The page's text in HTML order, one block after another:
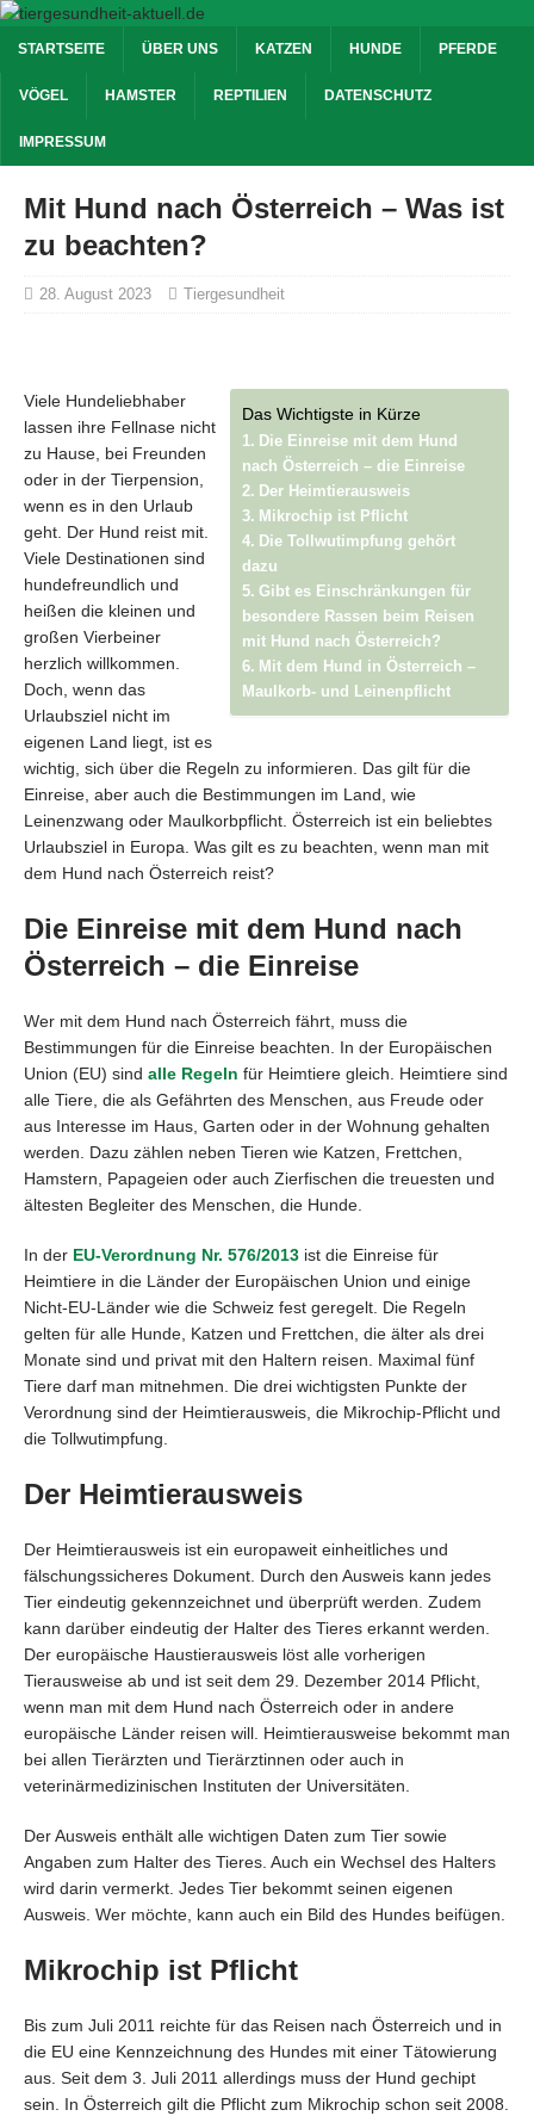
STARTSEITE ÜBER UNS KATZEN HUNDE PFERDE
VÖGEL HAMSTER REPTILIEN DATENSCHUTZ
IMPRESSUM
Mit Hund nach Österreich – Was ist
zu beachten?
28. August 2023 Tiergesundheit
Das Wichtigste in Kürze
Die Einreise mit dem Hund
nach Österreich – die Einreise
Der Heimtierausweis
Mikrochip ist Pflicht
Die Tollwutimpfung gehört
dazu
Gibt es Einschränkungen für
besondere Rassen beim Reisen
mit Hund nach Österreich?
Mit dem Hund in Österreich –
Maulkorb- und Leinenpflicht
Viele Hundeliebhaber
lassen ihre Fellnase nicht
zu Hause, bei Freunden
oder in der Tierpension,
wenn es in den Urlaub
geht. Der Hund reist mit.
Viele Destinationen sind
hundefreundlich und
heißen die kleinen und
großen Vierbeiner
herzlich willkommen.
Doch, wenn das
Urlaubsziel nicht im
eigenen Land liegt, ist es
wichtig, sich über die Regeln zu informieren. Das gilt für die
Einreise, aber auch die Bestimmungen im Land, wie
Leinenzwang oder Maulkorbpflicht. Österreich ist ein beliebtes
Urlaubsziel in Europa. Was gilt es zu beachten, wenn man mit
dem Hund nach Österreich reist?
Die Einreise mit dem Hund nach
Österreich – die Einreise
Wer mit dem Hund nach Österreich fährt, muss die
Bestimmungen für die Einreise beachten. In der Europäischen
Union (EU) sind alle Regeln für Heimtiere gleich. Heimtiere sind
alle Tiere, die als Gefährten des Menschen, aus Freude oder
aus Interesse im Haus, Garten oder in der Wohnung gehalten
werden. Dazu zählen neben Tieren wie Katzen, Frettchen,
Hamstern, Papageien oder auch Zierfischen die treuesten und
ältesten Begleiter des Menschen, die Hunde.
In der EU-Verordnung Nr. 576/2013 ist die Einreise für
Heimtiere in die Länder der Europäischen Union und einige
Nicht-EU-Länder wie die Schweiz fest geregelt. Die Regeln
gelten für alle Hunde, Katzen und Frettchen, die älter als drei
Monate sind und privat mit den Haltern reisen. Maximal fünf
Tiere darf man mitnehmen. Die drei wichtigsten Punkte der
Verordnung sind der Heimtierausweis, die Mikrochip-Pflicht und
die Tollwutimpfung.
Der Heimtierausweis
Der Heimtierausweis ist ein europaweit einheitliches und
fälschungssicheres Dokument. Durch den Ausweis kann jedes
Tier eindeutig gekennzeichnet und überprüft werden. Zudem
kann darüber eindeutig der Halter des Tieres erkannt werden.
Der europäische Haustierausweis löst alle vorherigen
Tierausweise ab und ist seit dem 29. Dezember 2014 Pflicht,
wenn man mit dem Hund nach Österreich oder in andere
europäische Länder reisen will. Heimtierausweise bekommt man
bei allen Tierärzten und Tierärztinnen oder auch in
veterinärmedizinischen Instituten der Universitäten.
Der Ausweis enthält alle wichtigen Daten zum Tier sowie
Angaben zum Halter des Tieres. Auch ein Wechsel des Halters
wird darin vermerkt. Jedes Tier bekommt seinen eigenen
Ausweis. Wer möchte, kann auch ein Bild des Hundes beifügen.
Mikrochip ist Pflicht
Bis zum Juli 2011 reichte für das Reisen nach Österreich und in
die EU eine Kennzeichnung des Hundes mit einer Tätowierung
aus. Seit dem 3. Juli 2011 allerdings muss der Hund gechipt
sein. In Österreich gilt die Pflicht zum Mikrochip schon seit 2008.